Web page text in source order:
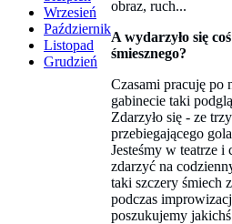
Wrzesień
Październik
Listopad
Grudzień
obraz, ruch...
A wydarzyło się
śmiesznego?
Czasami pracuję po
gabinecie taki
Zdarzyło się - ze
przebiegającego
Jesteśmy w teatrze i
zdarzyć na
taki szczery śmiech
podczas
poszukujemy